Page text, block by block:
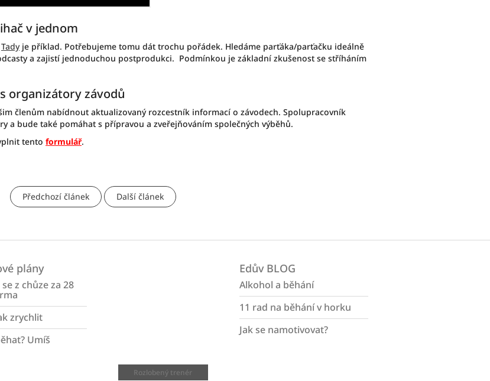
v jednom
Tadyje příklad. Potřebujeme tomu dát trochu pořádek. Hledáme parťáka/parťačku ideálně
a zajistí jednoduchou postprodukci. Podmínkou je základní zkušenost se stříháním
organizátory závodů
členům nabídnout aktualizovaný rozcestník informací o závodech. Spolupracovník
a bude také pomáhat s přípravou a zveřejňováním společných výběhů.
tento formulář.
Předchozí článek Další článek
plány
z chůze za 28
zrychlit
Umíš
Rozlobený trenér
Edův BLOG
Alkohol a běhání
11 rad na běhání v horku
Jak se namotivovat?